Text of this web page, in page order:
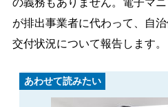
の義務もありません。電子マ
が排出事業者に代わって、自
交付状況について報告します。
あわせて読みたい